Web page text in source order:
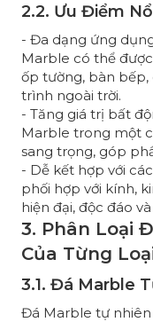
2.2. Ưu Điểm
- Đa dạng ứng
Marble có thể
ốp tường, bàn
trình ngoài trời.
- Tăng giá trị bất
Marble trong một
sang trọng, góp
- Dễ kết hợp với
phối hợp với kính,
hiện đại, độc đáo
3. Phân Loại
Của Từng
3.1. Đá Marble
Đá Marble tự